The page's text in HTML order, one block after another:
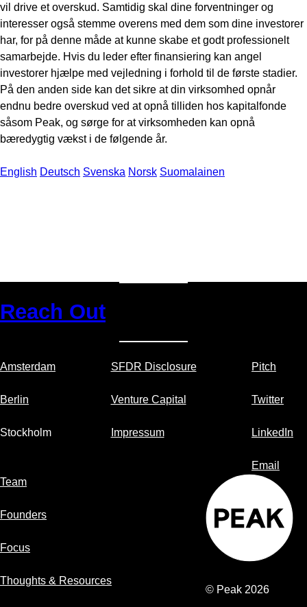
vil drive et overskud. Samtidig skal dine forventninger og
interesser også stemme overens med dem som dine investorer
har, for på denne måde at kunne skabe et godt professionelt
samarbejde. Hvis du leder efter finansiering kan angel
investorer hjælpe med vejledning i forhold til de første stadier.
På den anden side kan det sikre at din virksomhed opnår
endnu bedre overskud ved at opnå tilliden hos kapitalfonde
såsom Peak, og sørge for at virksomheden kan opnå
bæredygtig vækst i de følgende år.
English Deutsch Svenska Norsk Suomalainen
Reach Out
Amsterdam
Berlin
Stockholm
SFDR Disclosure
Venture Capital
Impressum
Pitch
Twitter
LinkedIn
Email
Team
Founders
Focus
Thoughts & Resources
© Peak 2026